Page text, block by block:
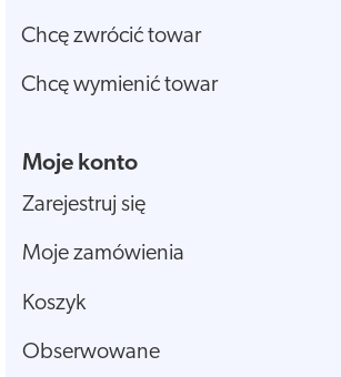
Chcę zwrócić towar
Chcę wymienić towar
Moje konto
Zarejestruj się
Moje zamówienia
Koszyk
Obserwowane